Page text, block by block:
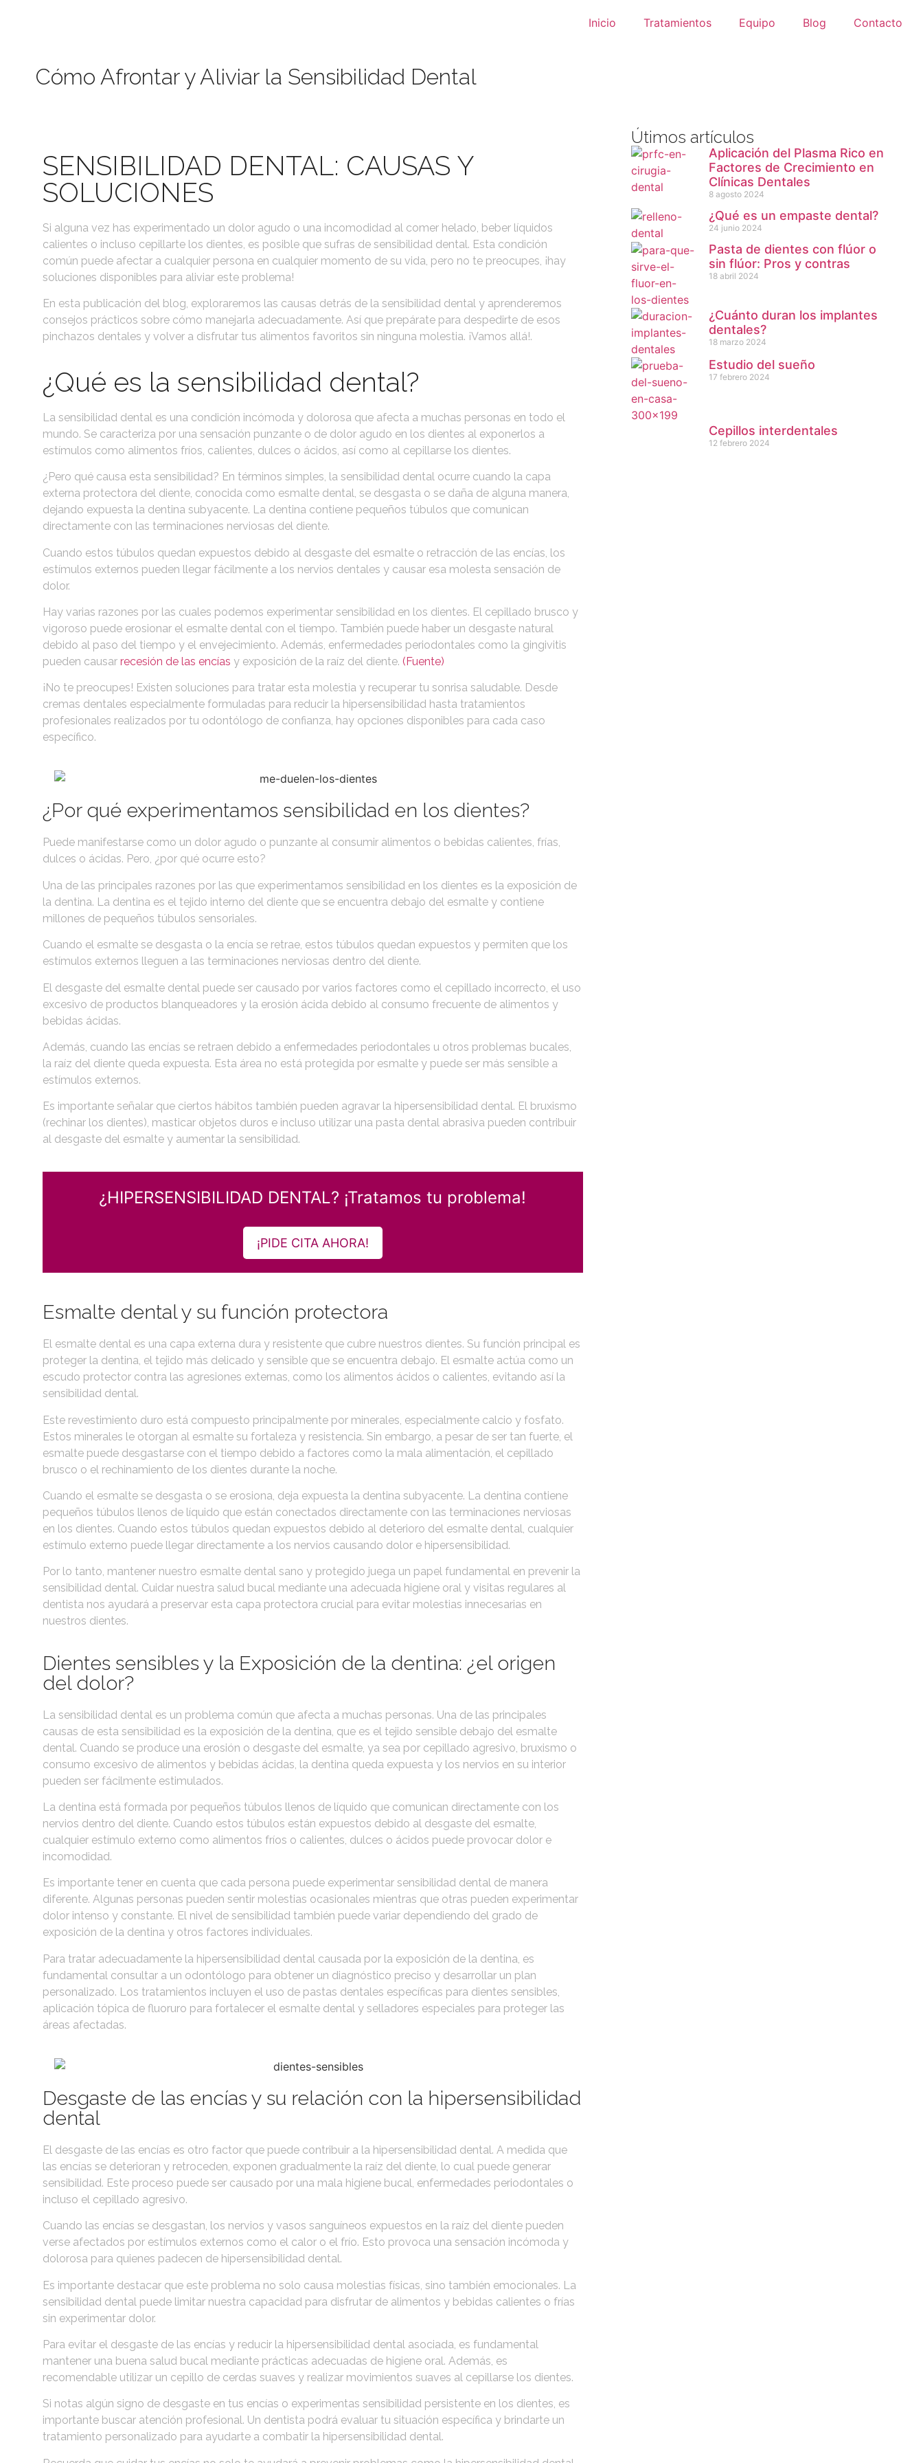
Inicio Tratamientos Equipo Blog Contacto
Cómo Afrontar y Aliviar la Sensibilidad Dental
SENSIBILIDAD DENTAL: CAUSAS Y
SOLUCIONES
Si alguna vez has experimentado un dolor agudo o una incomodidad al comer helado, beber líquidos
calientes o incluso cepillarte los dientes, es posible que sufras de sensibilidad dental. Esta condición
común puede afectar a cualquier persona en cualquier momento de su vida, pero no te preocupes, ¡hay
soluciones disponibles para aliviar este problema!
En esta publicación del blog, exploraremos las causas detrás de la sensibilidad dental y aprenderemos
consejos prácticos sobre cómo manejarla adecuadamente. Así que prepárate para despedirte de esos
pinchazos dentales y volver a disfrutar tus alimentos favoritos sin ninguna molestia. ¡Vamos allá!.
¿Qué es la sensibilidad dental?
La sensibilidad dental es una condición incómoda y dolorosa que afecta a muchas personas en todo el
mundo. Se caracteriza por una sensación punzante o de dolor agudo en los dientes al exponerlos a
estímulos como alimentos fríos, calientes, dulces o ácidos, así como al cepillarse los dientes.
¿Pero qué causa esta sensibilidad? En términos simples, la sensibilidad dental ocurre cuando la capa
externa protectora del diente, conocida como esmalte dental, se desgasta o se daña de alguna manera,
dejando expuesta la dentina subyacente. La dentina contiene pequeños túbulos que comunican
directamente con las terminaciones nerviosas del diente.
Cuando estos túbulos quedan expuestos debido al desgaste del esmalte o retracción de las encías, los
estímulos externos pueden llegar fácilmente a los nervios dentales y causar esa molesta sensación de
dolor.
Hay varias razones por las cuales podemos experimentar sensibilidad en los dientes. El cepillado brusco y
vigoroso puede erosionar el esmalte dental con el tiempo. También puede haber un desgaste natural
debido al paso del tiempo y el envejecimiento. Además, enfermedades periodontales como la gingivitis
pueden causar recesión de las encías y exposición de la raíz del diente. (Fuente)
¡No te preocupes! Existen soluciones para tratar esta molestia y recuperar tu sonrisa saludable. Desde
cremas dentales especialmente formuladas para reducir la hipersensibilidad hasta tratamientos
profesionales realizados por tu odontólogo de confianza, hay opciones disponibles para cada caso
específico.
¿Por qué experimentamos sensibilidad en los dientes?
Puede manifestarse como un dolor agudo o punzante al consumir alimentos o bebidas calientes, frías,
dulces o ácidas. Pero, ¿por qué ocurre esto?
Una de las principales razones por las que experimentamos sensibilidad en los dientes es la exposición de
la dentina. La dentina es el tejido interno del diente que se encuentra debajo del esmalte y contiene
millones de pequeños túbulos sensoriales.
Cuando el esmalte se desgasta o la encía se retrae, estos túbulos quedan expuestos y permiten que los
estímulos externos lleguen a las terminaciones nerviosas dentro del diente.
El desgaste del esmalte dental puede ser causado por varios factores como el cepillado incorrecto, el uso
excesivo de productos blanqueadores y la erosión ácida debido al consumo frecuente de alimentos y
bebidas ácidas.
Además, cuando las encías se retraen debido a enfermedades periodontales u otros problemas bucales,
la raíz del diente queda expuesta. Esta área no está protegida por esmalte y puede ser más sensible a
estímulos externos.
Es importante señalar que ciertos hábitos también pueden agravar la hipersensibilidad dental. El bruxismo
(rechinar los dientes), masticar objetos duros e incluso utilizar una pasta dental abrasiva pueden contribuir
al desgaste del esmalte y aumentar la sensibilidad.
¿HIPERSENSIBILIDAD DENTAL? ¡Tratamos tu problema!
¡PIDE CITA AHORA!
Esmalte dental y su función protectora
El esmalte dental es una capa externa dura y resistente que cubre nuestros dientes. Su función principal es
proteger la dentina, el tejido más delicado y sensible que se encuentra debajo. El esmalte actúa como un
escudo protector contra las agresiones externas, como los alimentos ácidos o calientes, evitando así la
sensibilidad dental.
Este revestimiento duro está compuesto principalmente por minerales, especialmente calcio y fosfato.
Estos minerales le otorgan al esmalte su fortaleza y resistencia. Sin embargo, a pesar de ser tan fuerte, el
esmalte puede desgastarse con el tiempo debido a factores como la mala alimentación, el cepillado
brusco o el rechinamiento de los dientes durante la noche.
Cuando el esmalte se desgasta o se erosiona, deja expuesta la dentina subyacente. La dentina contiene
pequeños túbulos llenos de líquido que están conectados directamente con las terminaciones nerviosas
en los dientes. Cuando estos túbulos quedan expuestos debido al deterioro del esmalte dental, cualquier
estímulo externo puede llegar directamente a los nervios causando dolor e hipersensibilidad.
Por lo tanto, mantener nuestro esmalte dental sano y protegido juega un papel fundamental en prevenir la
sensibilidad dental. Cuidar nuestra salud bucal mediante una adecuada higiene oral y visitas regulares al
dentista nos ayudará a preservar esta capa protectora crucial para evitar molestias innecesarias en
nuestros dientes.
Dientes sensibles y la Exposición de la dentina: ¿el origen
del dolor?
La sensibilidad dental es un problema común que afecta a muchas personas. Una de las principales
causas de esta sensibilidad es la exposición de la dentina, que es el tejido sensible debajo del esmalte
dental. Cuando se produce una erosión o desgaste del esmalte, ya sea por cepillado agresivo, bruxismo o
consumo excesivo de alimentos y bebidas ácidas, la dentina queda expuesta y los nervios en su interior
pueden ser fácilmente estimulados.
La dentina está formada por pequeños túbulos llenos de líquido que comunican directamente con los
nervios dentro del diente. Cuando estos túbulos están expuestos debido al desgaste del esmalte,
cualquier estímulo externo como alimentos fríos o calientes, dulces o ácidos puede provocar dolor e
incomodidad.
Es importante tener en cuenta que cada persona puede experimentar sensibilidad dental de manera
diferente. Algunas personas pueden sentir molestias ocasionales mientras que otras pueden experimentar
dolor intenso y constante. El nivel de sensibilidad también puede variar dependiendo del grado de
exposición de la dentina y otros factores individuales.
Para tratar adecuadamente la hipersensibilidad dental causada por la exposición de la dentina, es
fundamental consultar a un odontólogo para obtener un diagnóstico preciso y desarrollar un plan
personalizado. Los tratamientos incluyen el uso de pastas dentales específicas para dientes sensibles,
aplicación tópica de fluoruro para fortalecer el esmalte dental y selladores especiales para proteger las
áreas afectadas.
Desgaste de las encías y su relación con la hipersensibilidad
dental
El desgaste de las encías es otro factor que puede contribuir a la hipersensibilidad dental. A medida que
las encías se deterioran y retroceden, exponen gradualmente la raíz del diente, lo cual puede generar
sensibilidad. Este proceso puede ser causado por una mala higiene bucal, enfermedades periodontales o
incluso el cepillado agresivo.
Cuando las encías se desgastan, los nervios y vasos sanguíneos expuestos en la raíz del diente pueden
verse afectados por estímulos externos como el calor o el frío. Esto provoca una sensación incómoda y
dolorosa para quienes padecen de hipersensibilidad dental.
Es importante destacar que este problema no solo causa molestias físicas, sino también emocionales. La
sensibilidad dental puede limitar nuestra capacidad para disfrutar de alimentos y bebidas calientes o frías
sin experimentar dolor.
Para evitar el desgaste de las encías y reducir la hipersensibilidad dental asociada, es fundamental
mantener una buena salud bucal mediante prácticas adecuadas de higiene oral. Además, es
recomendable utilizar un cepillo de cerdas suaves y realizar movimientos suaves al cepillarse los dientes.
Si notas algún signo de desgaste en tus encías o experimentas sensibilidad persistente en los dientes, es
importante buscar atención profesional. Un dentista podrá evaluar tu situación específica y brindarte un
tratamiento personalizado para ayudarte a combatir la hipersensibilidad dental.
Útimos artículos
Aplicación del Plasma Rico en
Factores de Crecimiento en
Clínicas Dentales
8 agosto 2024
¿Qué es un empaste dental?
24 junio 2024
Pasta de dientes con flúor o
sin flúor: Pros y contras
18 abril 2024
¿Cuánto duran los implantes
dentales?
18 marzo 2024
Estudio del sueño
17 febrero 2024
Cepillos interdentales
12 febrero 2024